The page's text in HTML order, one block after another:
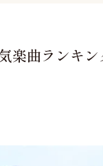
楽曲ランキ